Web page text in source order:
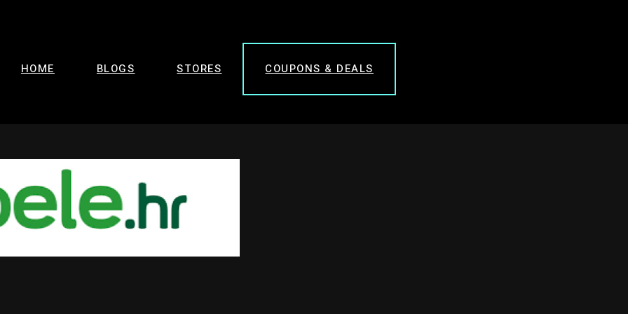
HOME BLOGS STORES COUPONS & DEALS